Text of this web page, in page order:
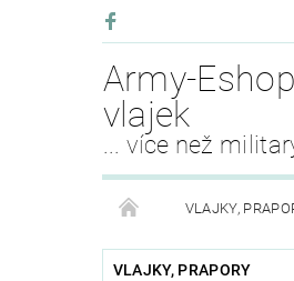
Army-
vlajek
... více než
VLAJKY,
KALHOTY, SUKNĚ
VLAJKY, PRAPORY